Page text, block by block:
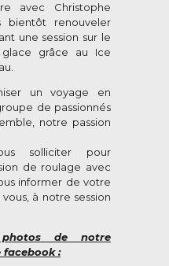
avec Christophe
bientôt renouveler
une session sur le
grâce au Ice
un voyage en
de passionnés
notre passion
solliciter pour
de roulage avec
informer de votre
à notre session
photos de notre
facebook :